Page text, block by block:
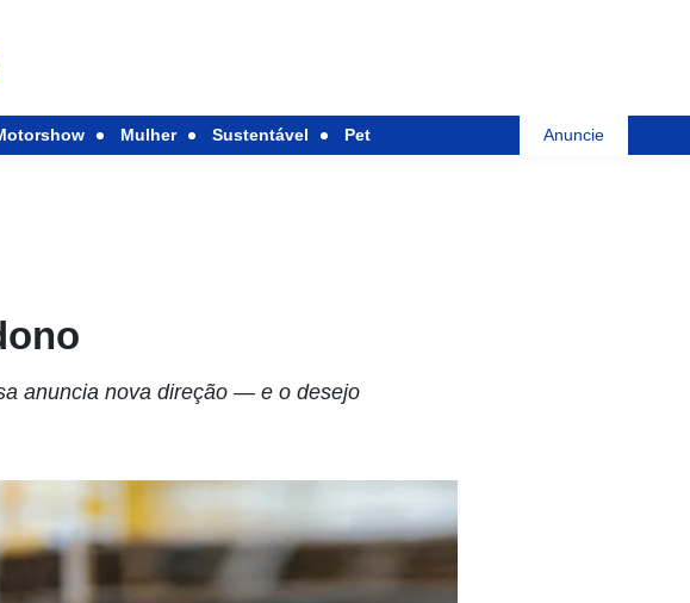
Mulher Sustentável Pet Anuncie
anuncia nova direção — e o desejo